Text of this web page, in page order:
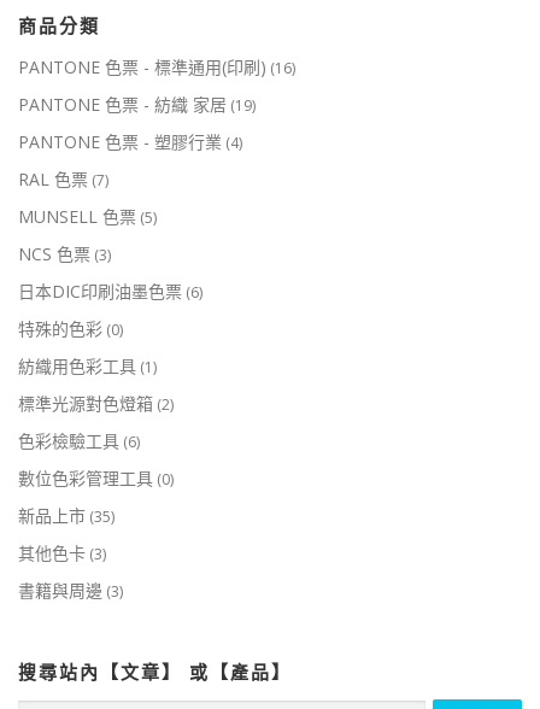
商品分類
PANTONE 色票 - 標準通用(印刷) (16)
PANTONE 色票 - 紡織 家居 (19)
PANTONE 色票 - 塑膠行業 (4)
RAL 色票 (7)
MUNSELL 色票 (5)
NCS 色票 (3)
日本DIC印刷油墨色票 (6)
特殊的色彩 (0)
紡織用色彩工具 (1)
標準光源對色燈箱 (2)
色彩檢驗工具 (6)
數位色彩管理工具 (0)
新品上市 (35)
其他色卡 (3)
書籍與周邊 (3)
搜尋站內【文章】 或【產品】